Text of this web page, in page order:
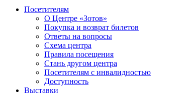
Посетителям
О Центре «Зотов»
Покупка и возврат билетов
Ответы на вопросы
Схема центра
Правила посещения
Стань другом центра
Посетителям с инвалидностью
Доступность
Выставки